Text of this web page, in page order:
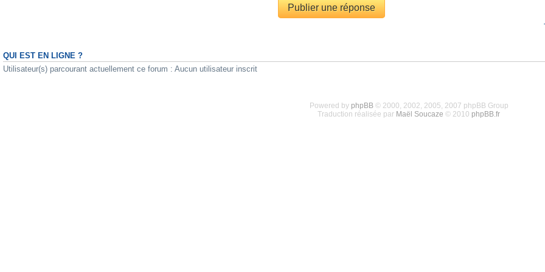
Publier une réponse
QUI EST EN LIGNE ?
Utilisateur(s) parcourant actuellement ce forum : Aucun utilisateur inscrit
Powered by phpBB© 2000, 2002, 2005, 2007 phpBB Group
Traduction réalisée par Maël Soucaze © 2010 phpBB.fr